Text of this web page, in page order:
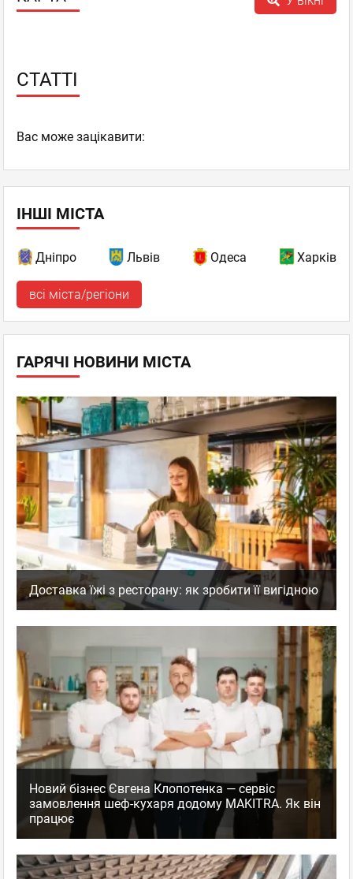
СТАТТІ
Вас може зацікавити:
ІНШІ МІСТА
Дніпро Львів Одеса Харків
всі міста/регіони
ГАРЯЧІ НОВИНИ МІСТА
Доставка їжі з ресторану: як зробити її вигідною
Новий бізнес Євгена Клопотенка — сервіс
замовлення шеф-кухаря додому MAKITRA. Як він
працює